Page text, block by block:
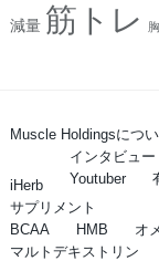
減量 筋トレ
Muscle Holdingsにつ
iHerb
インタビュー
Youtuber
サプリメント
BCAA
HMB オ
マルトデキストリン